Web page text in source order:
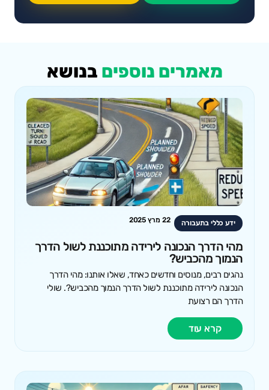
מאמרים נוספים בנושא
ידע כללי בתעבורה 22 מרץ 2025
מהי הדרך הנכונה לירידה מתוכננת לשול הדרך
הנמוך מהכביש?
נהגים רבים, מנוסים וחדשים כאחד, שאלו אותנו: מהי הדרך
הנכונה לירידה מתוכננת לשול הדרך הנמוך מהכביש?. שולי
הדרך הם רצועת
קרא עוד